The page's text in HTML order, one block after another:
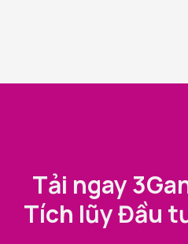
Tải ngay
Tích lũy Đầu